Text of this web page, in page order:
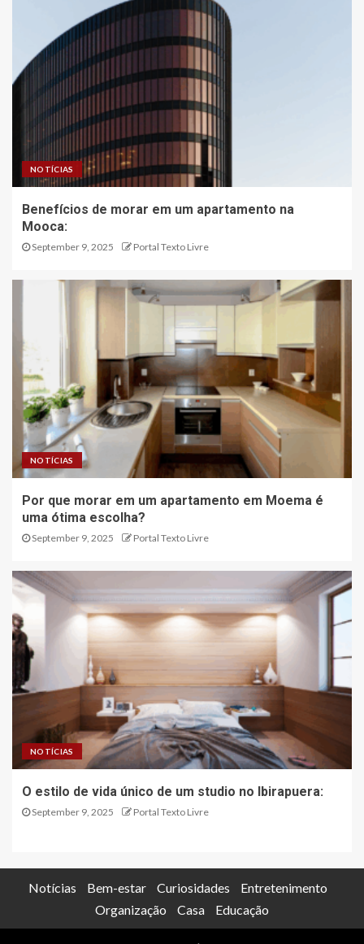
NOTÍCIAS
Benefícios de morar em um apartamento na
Mooca:
September 9, 2025 Portal Texto Livre
NOTÍCIAS
Por que morar em um apartamento em Moema é
uma ótima escolha?
September 9, 2025 Portal Texto Livre
NOTÍCIAS
O estilo de vida único de um studio no Ibirapuera:
September 9, 2025 Portal Texto Livre
Notícias Bem-estar Curiosidades
Entretenimento
Organização
Casa Educação